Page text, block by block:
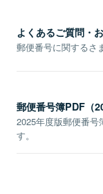
よくあるご質問・
郵便番号に関するさ
郵便番号簿PDF（
2025年度版郵便番号
す。